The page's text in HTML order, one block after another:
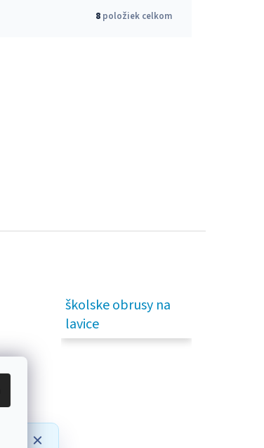
8 položiek celkom
školske obrusy na
lavice